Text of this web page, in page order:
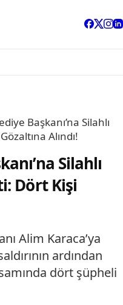
Başkanı’na Silahlı
Alındı!
Silahlı
Dört Kişi
Alim Karaca’ya
ardından
dört şüpheli